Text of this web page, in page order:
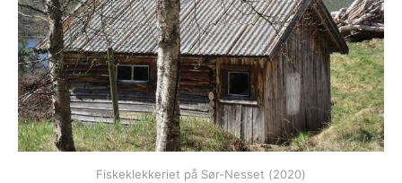
Fiskeklekkeriet på Sør-Nesset (2020)